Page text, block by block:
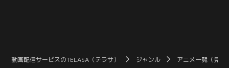
動画配信サービスのTELASA（テラサ） ジャンル アニメ一覧（見放